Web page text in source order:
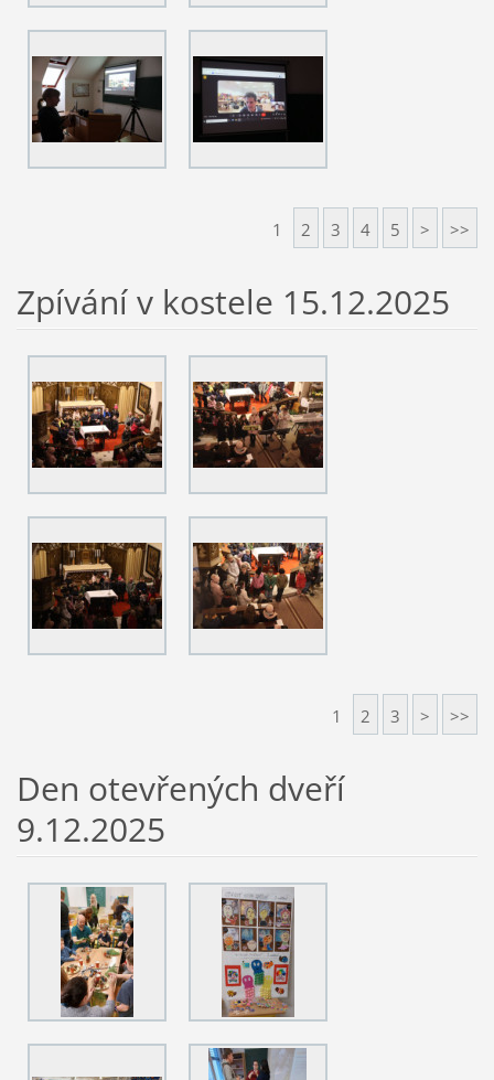
1 2 3 4 5 > >>
Zpívání v kostele 15.12.2025
1 2 3 > >>
Den otevřených dveří
9.12.2025